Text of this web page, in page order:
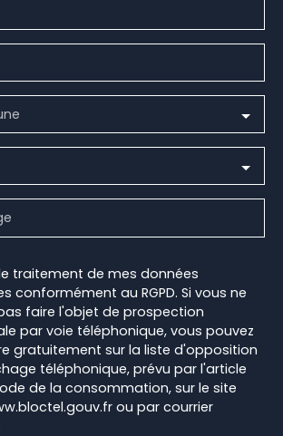
traitement de mes données
conformément au RGPD. Si vous ne
faire l'objet de prospection
par voie téléphonique, vous pouvez
gratuitement sur la liste d'opposition
téléphonique, prévu par l'article
de la consommation, sur le site
ou par courrier